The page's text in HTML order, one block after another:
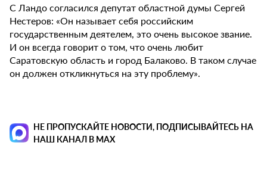
С Ландо согласился депутат областной думы Сергей
Нестеров: «Он называет себя российским
государственным деятелем, это очень высокое звание.
И он всегда говорит о том, что очень любит
Саратовскую область и город Балаково. В таком случае
он должен откликнуться на эту проблему».
НЕ ПРОПУСКАЙТЕ НОВОСТИ, ПОДПИСЫВАЙТЕСЬ НА
НАШ КАНАЛ В MAX